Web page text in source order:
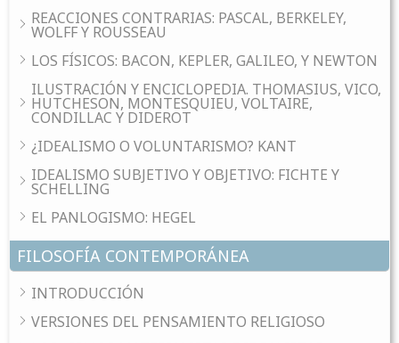
REACCIONES CONTRARIAS: PASCAL, BERKELEY,
WOLFF Y ROUSSEAU
LOS FÍSICOS: BACON, KEPLER, GALILEO, Y NEWTON
ILUSTRACIÓN Y ENCICLOPEDIA. THOMASIUS, VICO,
HUTCHESON, MONTESQUIEU, VOLTAIRE,
CONDILLAC Y DIDEROT
¿IDEALISMO O VOLUNTARISMO? KANT
IDEALISMO SUBJETIVO Y OBJETIVO: FICHTE Y
SCHELLING
EL PANLOGISMO: HEGEL
FILOSOFÍA CONTEMPORÁNEA
INTRODUCCIÓN
VERSIONES DEL PENSAMIENTO RELIGIOSO